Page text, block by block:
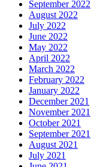
September 2022
August 2022
July 2022
June 2022
May 2022
April 2022
March 2022
February 2022
January 2022
December 2021
November 2021
October 2021
September 2021
August 2021
July 2021